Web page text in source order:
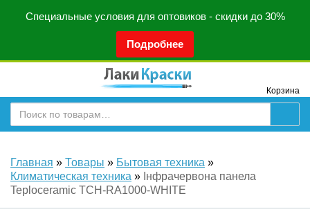
Специальные условия для оптовиков - скидки до 30%
Подробнее
Корзина
Главная » Товары » Бытовая техника »
Климатическая техника » Інфрачервона панела
Teploceramic TCH-RA1000-WHITE